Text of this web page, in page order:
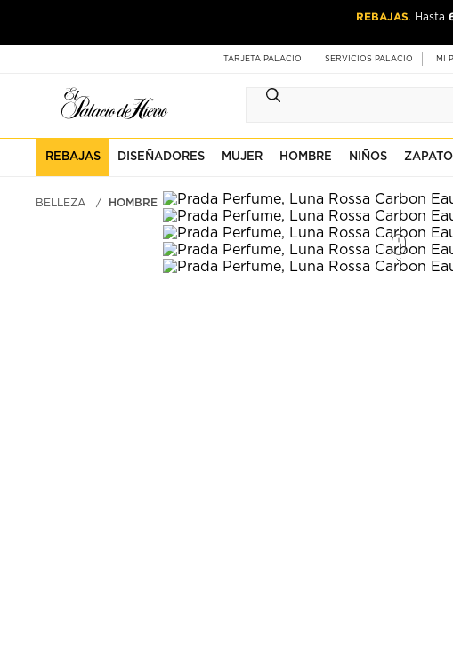
REBAJAS. Hasta
TARJETA PALACIO SERVICIOS PALACIO MI
REBAJAS DISEÑADORES MUJER HOMBRE NIÑOS
BELLEZA HOMBRE